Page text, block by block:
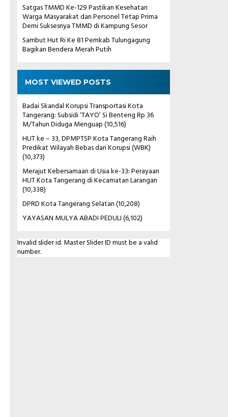
Satgas TMMD Ke-129 Pastikan Kesehatan
Warga Masyarakat dan Personel Tetap Prima
Demi Suksesnya TMMD di Kampung Sesor
Sambut Hut Ri Ke 81 Pemkab Tulungagung
Bagikan Bendera Merah Putih
MOST VIEWED POSTS
Badai Skandal Korupsi Transportasi Kota
Tangerang: Subsidi ‘TAYO’ Si Benteng Rp 36
M/Tahun Diduga Menguap(10,516)
HUT ke – 33, DPMPTSP Kota Tangerang Raih
Predikat Wilayah Bebas dari Korupsi (WBK)
(10,373)
Merajut Kebersamaan di Usia ke-33: Perayaan
HUT Kota Tangerang di Kecamatan Larangan
(10,338)
DPRD Kota Tangerang Selatan(10,208)
YAYASAN MULYA ABADI PEDULI(6,102)
Invalid slider id. Master Slider ID must be a valid
number.